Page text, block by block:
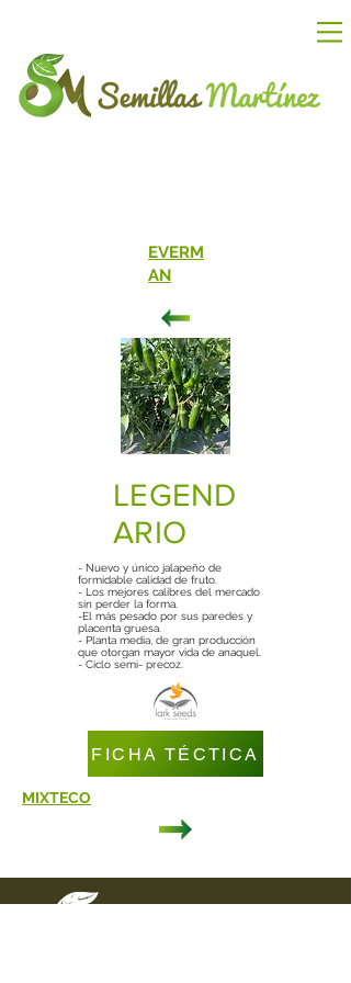
EVERM
AN
LEGEND
ARIO
- Nuevo y único jalapeño de
formidable calidad de fruto.
- Los mejores calibres del mercado
sin perder la forma.
-El más pesado por sus paredes y
placenta gruesa.
- Planta media, de gran producción
que otorgan mayor vida de anaquel.
- Ciclo semi- precoz.
FICHA TÉCTICA
MIXTECO